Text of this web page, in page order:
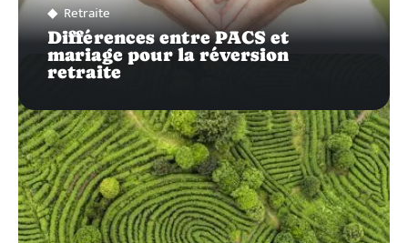
Retraite
Différences entre PACS et
mariage pour la réversion
retraite